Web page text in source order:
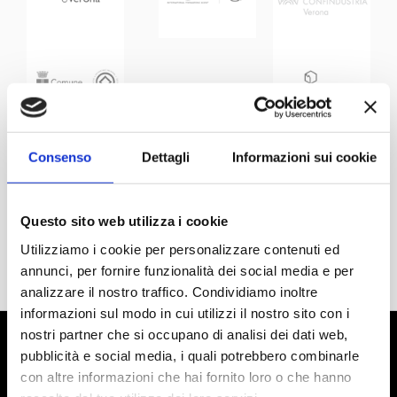
Consenso Dettagli Informazioni sui cookie
Questo sito web utilizza i cookie
Utilizziamo i cookie per personalizzare contenuti ed
annunci, per fornire funzionalità dei social media e per
analizzare il nostro traffico. Condividiamo inoltre
informazioni sul modo in cui utilizzi il nostro sito con i
nostri partner che si occupano di analisi dei dati web,
pubblicità e social media, i quali potrebbero combinarle
con altre informazioni che hai fornito loro o che hanno